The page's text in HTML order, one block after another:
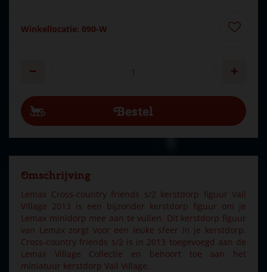
Winkellocatie: 090-W
Omschrijving
Lemax Cross-country friends s/2 kerstdorp figuur Vail
Village 2013 is een bijzonder kerstdorp figuur om je
Lemax minidorp mee aan te vullen. Dit kerstdorp figuur
van Lemax zorgt voor een leuke sfeer in je kerstdorp.
Cross-country friends s/2 is in 2013 toegevoegd aan de
Lemax Village Collectie en behoort toe aan het
miniatuur kerstdorp Vail Village.